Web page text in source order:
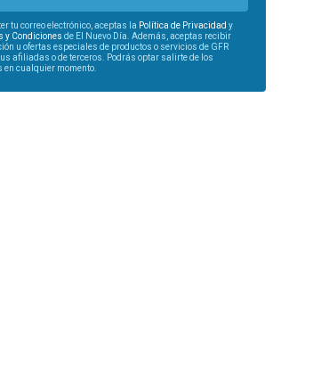
tu correo electrónico, aceptas la Política de Privacidad y
y Condiciones de El Nuevo Día. Además, aceptas recibir
u ofertas especiales de productos o servicios de GFR
afiliadas o de terceros. Podrás optar salirte de los
en cualquier momento.